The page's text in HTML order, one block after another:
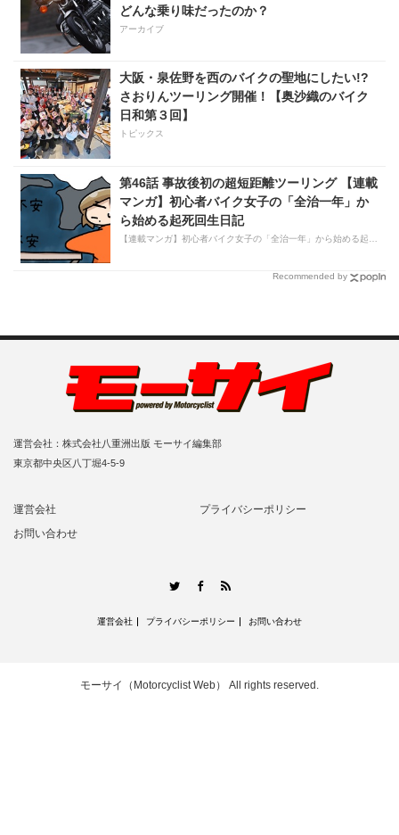
どんな乗り味だったのか？
アーカイブ
大阪・泉佐野を西のバイクの聖地にしたい!?
さおりんツーリング開催！【奥沙織のバイク
日和第３回】
トピックス
第46話 事故後初の超短距離ツーリング 【連載
マンガ】初心者バイク女子の「全治一年」か
ら始める起死回生日記
Recommended by
運営会社：株式会社八重洲出版 モーサイ編集部
東京都中央区八丁堀4-5-9
運営会社
プライバシーポリシー
お問い合わせ
TwitterFacebook
運営会社 プライバシーポリシー お問い合わせ
モーサイ（Motorcyclist Web） All rights reserved.